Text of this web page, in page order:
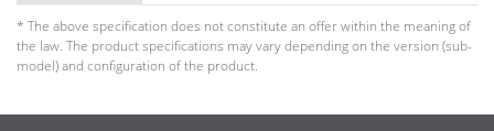
* The above specification does not constitute an offer within the meaning of
the law. The product specifications may vary depending on the version (sub-
model) and configuration of the product.